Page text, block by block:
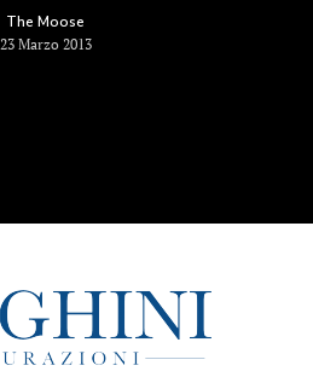
The Moose
23 Marzo 2013